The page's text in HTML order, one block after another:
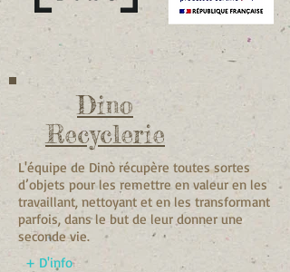
Dino
Recyclerie
L'équipe de Dinò récupère toutes sortes
d’objets pour les remettre en valeur en les
travaillant, nettoyant et en les transformant
parfois, dans le but de leur donner une
seconde vie.
+ D'info